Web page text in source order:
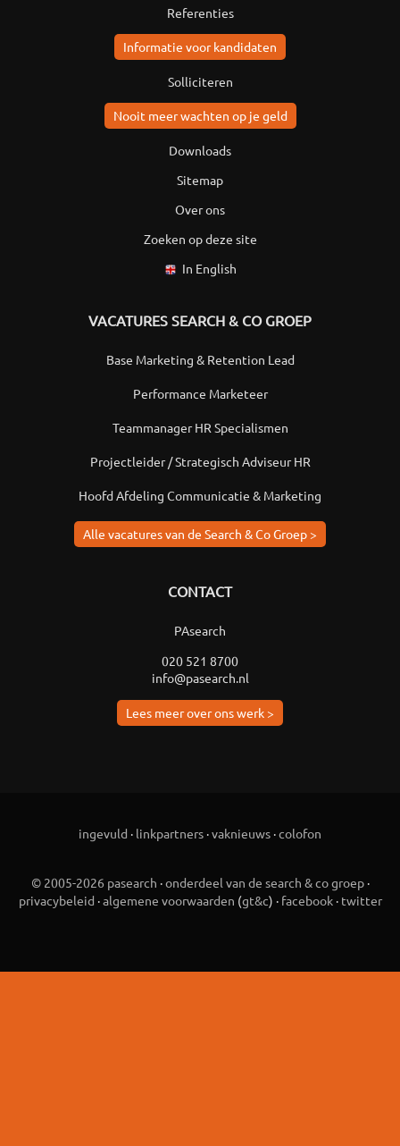
Referenties
Informatie voor kandidaten
Solliciteren
Nooit meer wachten op je geld
Downloads
Sitemap
Over ons
Zoeken op deze site
In English
VACATURES SEARCH & CO GROEP
Base Marketing & Retention Lead
Performance Marketeer
Teammanager HR Specialismen
Projectleider / Strategisch Adviseur HR
Hoofd Afdeling Communicatie & Marketing
Alle vacatures van de Search & Co Groep >
CONTACT
PAsearch
020 521 8700
info@pasearch.nl
Lees meer over ons werk >
ingevuld · linkpartners ·vaknieuws ·colofon
© 2005-2026 pasearch ·onderdeel van de search & co groep·
privacybeleid ·algemene voorwaarden (gt&c) · facebook· twitter